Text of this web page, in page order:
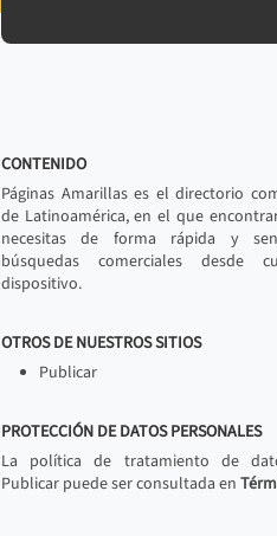
CONTENIDO
Páginas Amarillas es el directorio
de Latinoamérica, en el que
necesitas de forma rápida y
búsquedas comerciales desde
dispositivo.
OTROS DE NUESTROS SITIOS
Publicar
PROTECCIÓN DE DATOS PERSONALES
La política de tratamiento de
Publicar puede ser consultada en